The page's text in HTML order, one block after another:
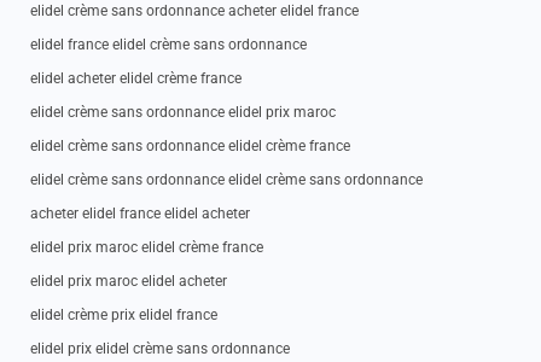
elidel crème sans ordonnance acheter elidel france
elidel france elidel crème sans ordonnance
elidel acheter elidel crème france
elidel crème sans ordonnance elidel prix maroc
elidel crème sans ordonnance elidel crème france
elidel crème sans ordonnance elidel crème sans ordonnance
acheter elidel france elidel acheter
elidel prix maroc elidel crème france
elidel prix maroc elidel acheter
elidel crème prix elidel france
elidel prix elidel crème sans ordonnance